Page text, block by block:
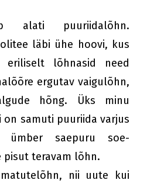
alati puuriidalõhn.
läbi ühe hoovi, kus
lõhnasid need
ergutav vaigulõhn,
hõng. Üks minu
samuti puuriida varjus
ümber saepuru soe-
pisut teravam lõhn.
nii uute kui